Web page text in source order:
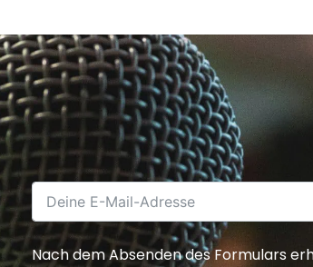
Nach dem Absenden des Formulars